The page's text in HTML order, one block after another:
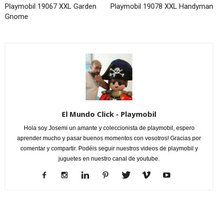
Playmobil 19067 XXL Garden
Gnome
Playmobil 19078 XXL Handyman
El Mundo Click - Playmobil
Hola soy Josemi un amante y coleccionista de playmobil, espero
aprender mucho y pasar buenos momentos con vosotros! Gracias por
comentar y compartir. Podéis seguir nuestros videos de playmobil y
juguetes en nuestro canal de youtube.